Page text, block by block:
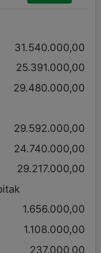
31.540.000,00
25.391.000,00
29.480.000,00
29.592.000,00
24.740.000,00
29.217.000,00
1.656.000,00
1.108.000,00
237.000,00